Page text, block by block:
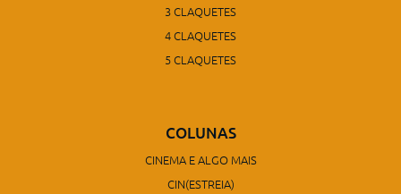
3 CLAQUETES
4 CLAQUETES
5 CLAQUETES
COLUNAS
CINEMA E ALGO MAIS
CIN(ESTREIA)